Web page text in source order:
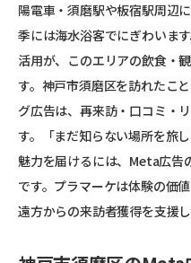
陽電車・須磨駅や板宿駅周辺
季には海水浴客でにぎわいま
活用が、このエリアの飲食・
す。神戸市須磨区を訪れたこ
グ広告は、再来訪・口コミ・
す。「まだ知らない場所を旅
魅力を届けるには、Meta広告
です。プラマーケは体験の価
遠方からの来訪者獲得を支援